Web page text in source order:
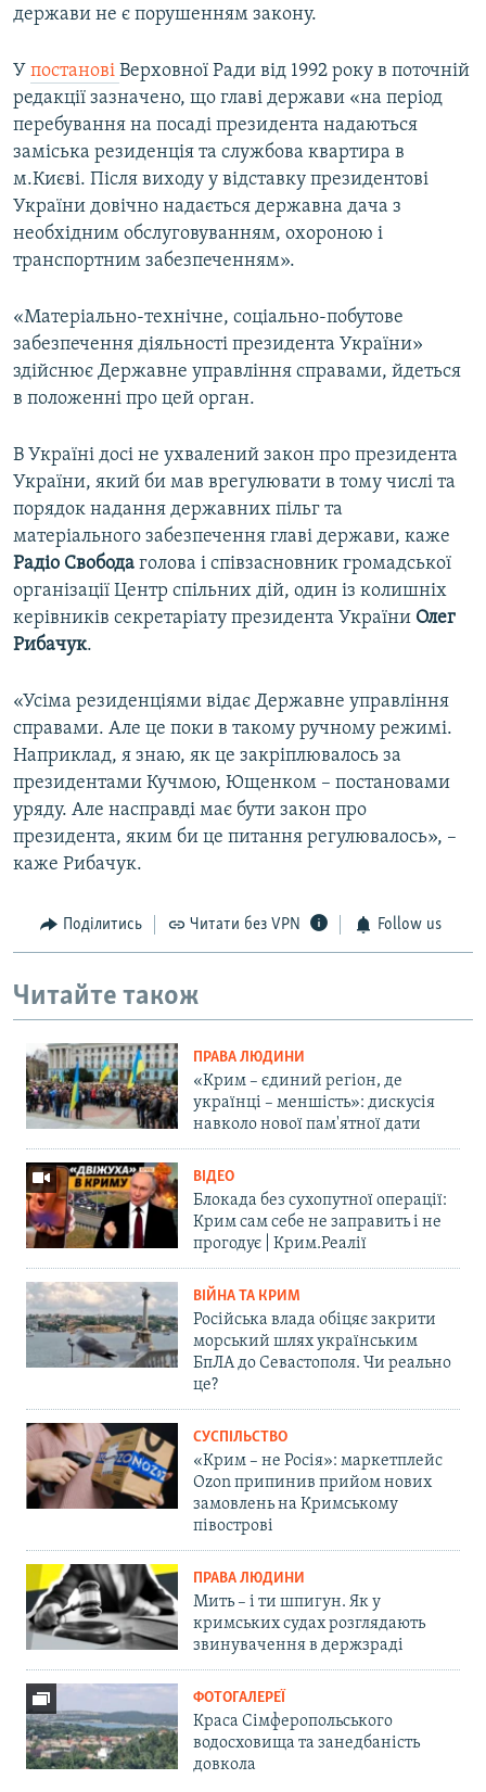
держави не є порушенням закону.
У постанові Верховної Ради від 1992 року в поточній
редакції зазначено, що главі держави «на період
перебування на посаді президента надаються
заміська резиденція та службова квартира в
м.Києві. Після виходу у відставку президентові
України довічно надається державна дача з
необхідним обслуговуванням, охороною і
транспортним забезпеченням».
«Матеріально-технічне, соціально-побутове
забезпечення діяльності президента України»
здійснює Державне управління справами, йдеться
в положенні про цей орган.
В Україні досі не ухвалений закон про президента
України, який би мав врегулювати в тому числі та
порядок надання державних пільг та
матеріального забезпечення главі держави, каже
Радіо Свобода голова і співзасновник громадської
організації Центр спільних дій, один із колишніх
керівників секретаріату президента України Олег
Рибачук.
«Усіма резиденціями відає Державне управління
справами. Але це поки в такому ручному режимі.
Наприклад, я знаю, як це закріплювалось за
президентами Кучмою, Ющенком – постановами
уряду. Але насправді має бути закон про
президента, яким би це питання регулювалось», –
каже Рибачук.
Поділитись Читати без VPN Follow us
Читайте також
ПРАВА ЛЮДИНИ
«Крим – єдиний регіон, де
українці – меншість»: дискусія
навколо нової пам'ятної дати
ВІДЕО
Блокада без сухопутної операції:
Крим сам себе не заправить і не
прогодує | Крим.Реалії
ВІЙНА ТА КРИМ
Російська влада обіцяє закрити
морський шлях українським
БпЛА до Севастополя. Чи реально
це?
СУСПІЛЬСТВО
«Крим – не Росія»: маркетплейс
Ozon припинив прийом нових
замовлень на Кримському
півострові
ПРАВА ЛЮДИНИ
Мить – і ти шпигун. Як у
кримських судах розглядають
звинувачення в держзраді
ФОТОГАЛЕРЕЇ
Краса Сімферопольського
водосховища та занедбаність
довкола